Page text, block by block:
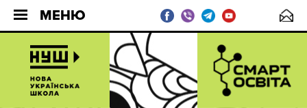
МЕНЮ